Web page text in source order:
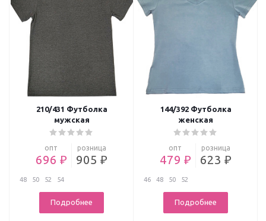
210/431 Футболка
мужская
опт
696 ₽
розница
905 ₽
48 50 52 54
Подробнее
144/392 Футболка
женская
опт
479 ₽
розница
623 ₽
46 48 50 52
Подробнее